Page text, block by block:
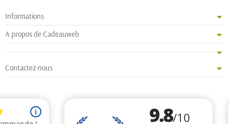
Informations
A propos de Cadeauweb
Contactez-nous